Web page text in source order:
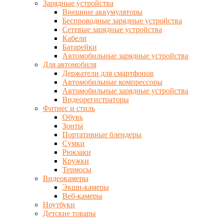
Зарядные устройства
Внешние аккумуляторы
Беспроводные зарядные устройства
Сетевые зарядные устройства
Кабели
Батарейки
Автомобильные зарядные устройства
Для автомобиля
Держатели для смартфонов
Автомобильные компрессоры
Автомобильные зарядные устройства
Видеорегистраторы
Фитнес и стиль
Обувь
Зонты
Портативные блендеры
Сумки
Рюкзаки
Кружки
Термосы
Видеокамеры
Экшн-камеры
Веб-камеры
Ноутбуки
Детские товары